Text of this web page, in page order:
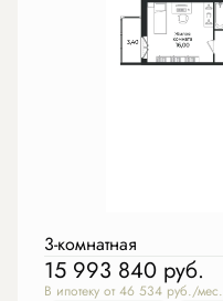
3-комнатная
15 993 840 руб.
В ипотеку от 46 534 руб./мес.